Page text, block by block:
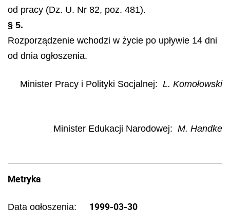
od pracy (Dz. U. Nr 82, poz. 481).
§ 5.
Rozporządzenie wchodzi w życie po upływie 14 dni
od dnia ogłoszenia.
Minister Pracy i Polityki Socjalnej: L. Komołowski
Minister Edukacji Narodowej: M. Handke
Metryka
Data ogłoszenia: 1999-03-30